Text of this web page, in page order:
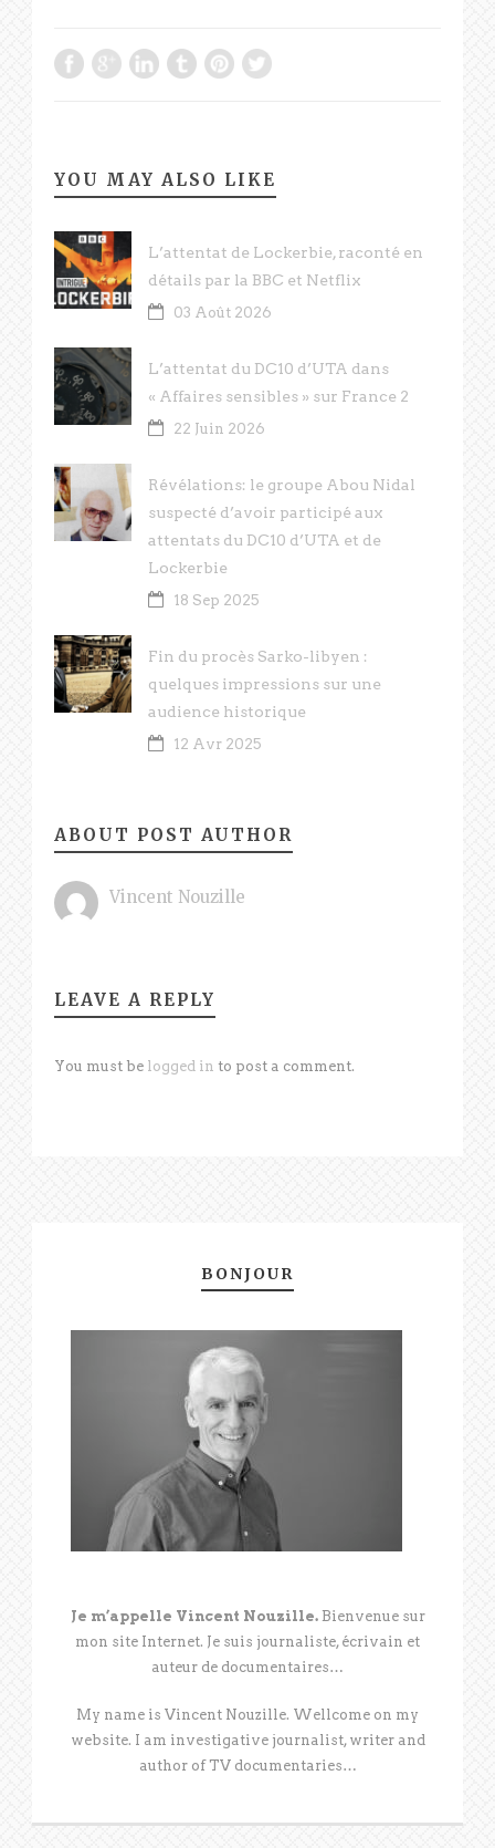
YOU MAY ALSO LIKE
L’attentat de Lockerbie, raconté en
détails par la BBC et Netflix
03 Août 2026
L’attentat du DC10 d’UTA dans
« Affaires sensibles » sur France 2
22 Juin 2026
Révélations: le groupe Abou Nidal
suspecté d’avoir participé aux
attentats du DC10 d’UTA et de
Lockerbie
18 Sep 2025
Fin du procès Sarko-libyen :
quelques impressions sur une
audience historique
12 Avr 2025
ABOUT POST AUTHOR
Vincent Nouzille
LEAVE A REPLY
You must be logged in to post a comment.
BONJOUR
Je m’appelle Vincent Nouzille.Bienvenue sur
mon site Internet. Je suis journaliste, écrivain et
auteur de documentaires…
My name is Vincent Nouzille. Wellcome on my
website. I am investigative journalist, writer and
author of TV documentaries…